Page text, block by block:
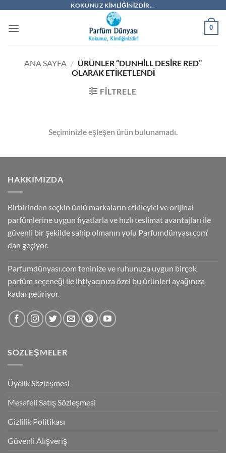
KOKUNUZ KIMLIĞINIZDIR...
0
ANA SAYFA / ÜRÜNLER “DUNHILL DESIRE RED”
OLARAK ETIKETLENDI
FILTRELE
Seçiminizle eşleşen ürün bulunamadı.
HAKKIMIZDA
Birbirinden seçkin ünlü markaların etkileyici ve orijinal
parfümlerine uygun fiyatlarla ve hızlı teslimat avantajları ile
güvenli bir şekilde sahip olmanın yolu Parfumdünyası.com’
dan geçiyor.
Parfumdünyası.com teninize ve ruhunuza uygun birçok
parfüm seçeneği ile ihtiyacınıza özel bu ürünleri ayağınıza
kadar getiriyor.
SÖZLEŞMELER
Üyelik Sözleşmesi
Mesafeli Satış Sözleşmesi
Gizlilik Politikası
Güvenli Alışveriş